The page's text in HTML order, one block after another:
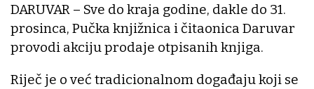
DARUVAR – Sve do kraja godine, dakle do 31.
prosinca, Pučka knjižnica i čitaonica Daruvar
provodi akciju prodaje otpisanih knjiga.
Riječ je o već tradicionalnom događaju koji se